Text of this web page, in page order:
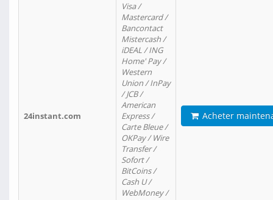
24instant.com
Visa /
Mastercard /
Bancontact
Mistercash /
iDEAL / ING
Home' Pay /
Western
Union / InPay
/ JCB /
American
Express /
Carte Bleue /
OKPay / Wire
Transfer /
Sofort /
BitCoins /
Cash U /
WebMoney /
Acheter